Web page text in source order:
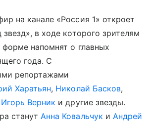
на канале «Россия 1» откроет
в ходе которого зрителям
форме напомнят о главных
года. С
репортажами
Харатьян, Николай Басков,
Игорь Верник и другие звезды.
станут Анна Ковальчук и Андрей